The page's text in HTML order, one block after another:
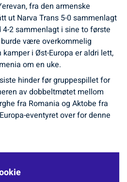
fra den armenske
ut Narva Trans 5-0 sammenlagt
2 sammenlagt i sine to første
være overkommelig
i Øst-Europa er aldri lett,
om en uke.
hinder før gruppespillet for
av dobbeltmøtet mellom
fra Romania og Aktobe fra
eventyret over for denne